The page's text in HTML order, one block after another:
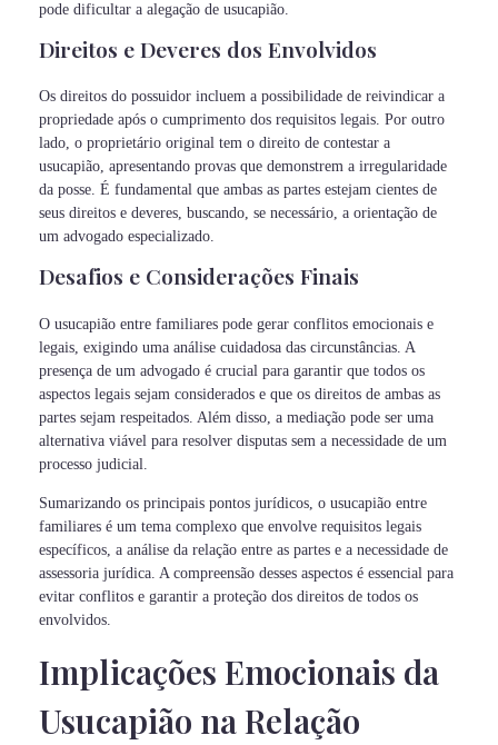
pode dificultar a alegação de usucapião.
Direitos e Deveres dos Envolvidos
Os direitos do possuidor incluem a possibilidade de reivindicar a
propriedade após o cumprimento dos requisitos legais. Por outro
lado, o proprietário original tem o direito de contestar a
usucapião, apresentando provas que demonstrem a irregularidade
da posse. É fundamental que ambas as partes estejam cientes de
seus direitos e deveres, buscando, se necessário, a orientação de
um advogado especializado.
Desafios e Considerações Finais
O usucapião entre familiares pode gerar conflitos emocionais e
legais, exigindo uma análise cuidadosa das circunstâncias. A
presença de um advogado é crucial para garantir que todos os
aspectos legais sejam considerados e que os direitos de ambas as
partes sejam respeitados. Além disso, a mediação pode ser uma
alternativa viável para resolver disputas sem a necessidade de um
processo judicial.
Sumarizando os principais pontos jurídicos, o usucapião entre
familiares é um tema complexo que envolve requisitos legais
específicos, a análise da relação entre as partes e a necessidade de
assessoria jurídica. A compreensão desses aspectos é essencial para
evitar conflitos e garantir a proteção dos direitos de todos os
envolvidos.
Implicações Emocionais da
Usucapião na Relação